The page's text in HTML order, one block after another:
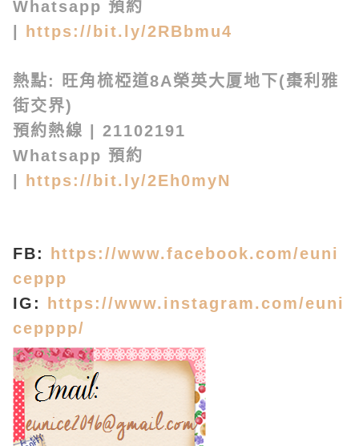
Whatsapp 預約
| https://bit.ly/2RBbmu4
熱點: 旺角梳椏道8A榮英大厦地下(棗利雅
街交界)
預約熱線 | 21102191
Whatsapp 預約
| https://bit.ly/2Eh0myN
FB: https://www.facebook.com/euni
ceppp
IG: https://www.instagram.com/euni
cepppp/